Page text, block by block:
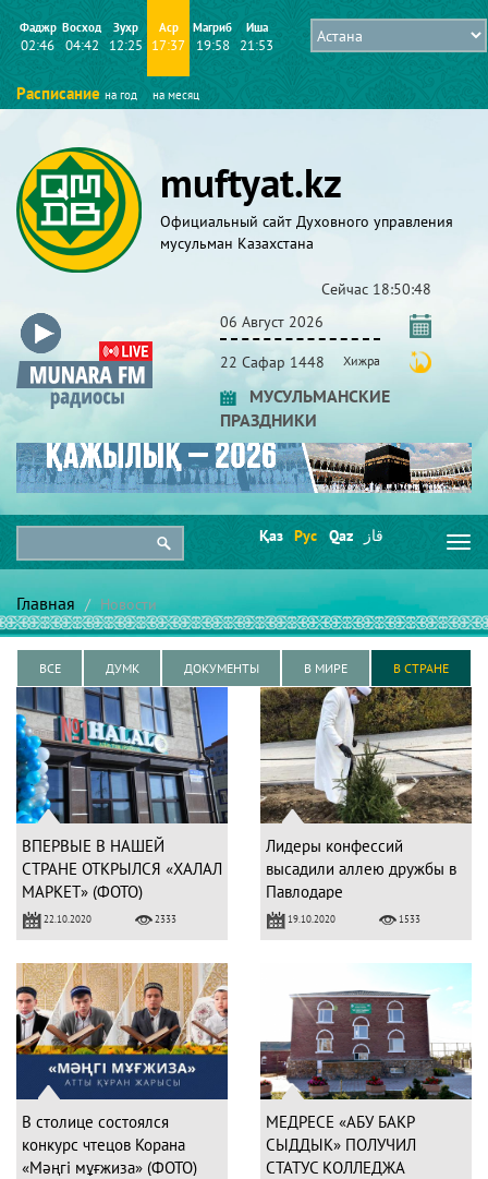
Фаджр
02:46
Восход
04:42
Зухр
12:25
Аср
17:37
Магриб
19:58
Иша
21:53
Расписание на год на месяц
muftyat.kz
Официальный сайт Духовного управления
мусульман Казахстана
Сейчас 18:50:48
06 Август 2026
22 Сафар 1448 Хижра
МУСУЛЬМАНСКИЕ
ПРАЗДНИКИ
Қаз Рус Qaz قاز
Главная Новости
ВСЕ ДУМК ДОКУМЕНТЫ В МИРЕ В СТРАНЕ
ВПЕРВЫЕ В НАШЕЙ
СТРАНЕ ОТКРЫЛСЯ «ХАЛАЛ
МАРКЕТ» (ФОТО)
22.10.2020 2333
Лидеры конфессий
высадили аллею дружбы в
Павлодаре
19.10.2020 1533
В столице состоялся
конкурс чтецов Корана
«Мәңгі мұғжиза» (ФОТО)
МЕДРЕСЕ «АБУ БАКР
СЫДДЫК» ПОЛУЧИЛ
СТАТУС КОЛЛЕДЖА